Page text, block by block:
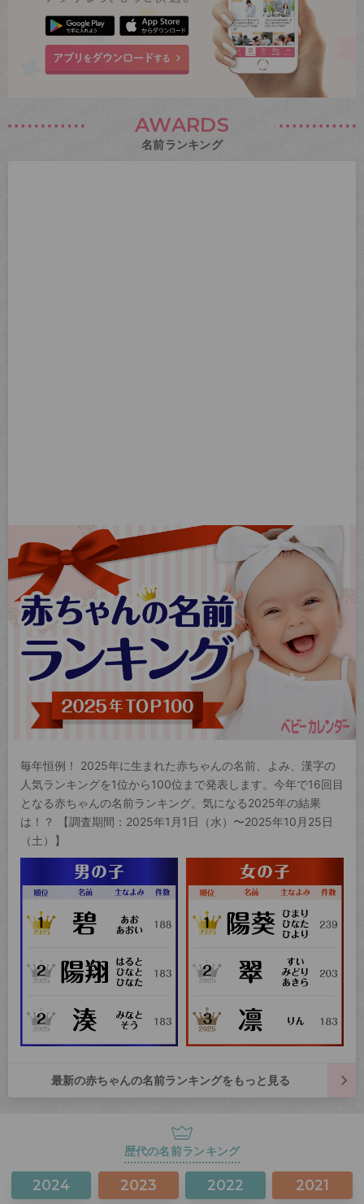
AWARDS
名前ランキング
毎年恒例！ 2025年に生まれた赤ちゃんの名前、よみ、漢字の
人気ランキングを1位から100位まで発表します。今年で16回目
となる赤ちゃんの名前ランキング。気になる2025年の結果
は！？ 【調査期間：2025年1月1日（水）〜2025年10月25日
（土）】
最新の赤ちゃんの名前ランキングをもっと見る
歴代の名前ランキング
2024 2023 2022 2021